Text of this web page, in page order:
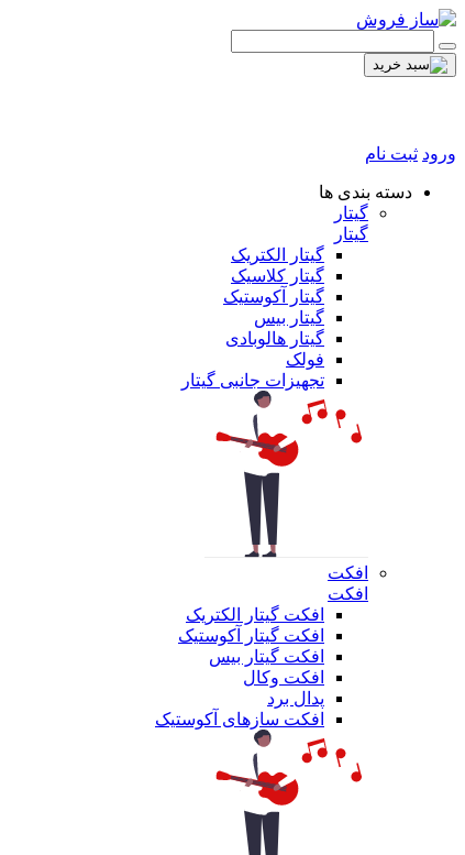
ورود ثبت نام
دسته بندی ها
گیتار
گیتار
گیتار الکتریک
گیتار کلاسیک
گیتار آکوستیک
گیتار بیس
گیتار هالوبادی
فولک
تجهیزات جانبی گیتار
افکت
افکت
افکت گیتار الکتریک
افکت گیتار آکوستیک
افکت گیتار بیس
افکت وکال
پدال برد
افکت سازهای آکوستیک